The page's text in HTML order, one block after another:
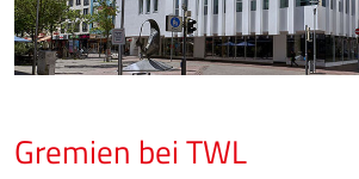
Gremien bei TWL